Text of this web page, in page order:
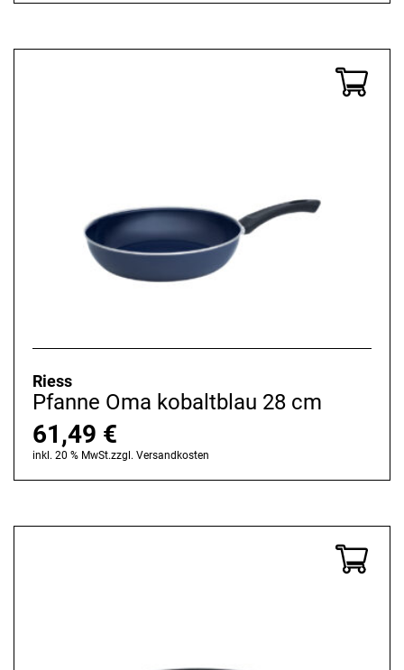
Riess
Pfanne Oma kobaltblau 28 cm
61,49 €
inkl. 20 % MwSt.zzgl. Versandkosten